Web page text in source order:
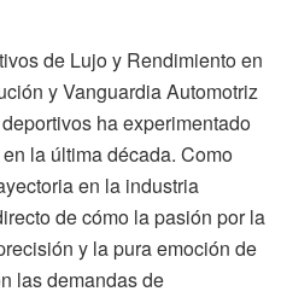
de Lujo y Rendimiento en
y Vanguardia Automotriz
ha experimentado
la última década. Como
en la industria
de cómo la pasión por la
y la pura emoción de
las demandas de